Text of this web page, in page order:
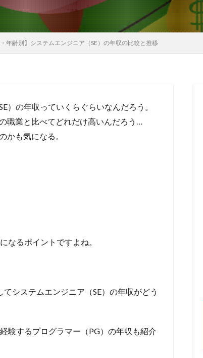
・年齢別】システムエンジニア（SE）の年収の比較と推移
）の年収っていくらぐらいなんだろう。
職業と比べてどれだけ高いんだろう…
かも気になる。
なるポイントですよね。
システムエンジニア（SE）の年収がどう
験するプログラマー（PG）の年収も紹介